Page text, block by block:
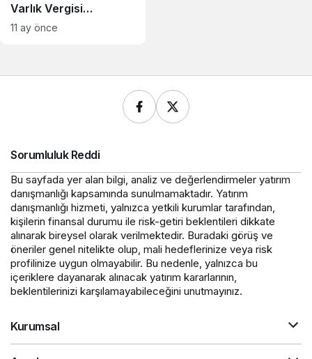
Varlık Vergisi
Felaketine
11 ay önce
Sorumluluk Reddi
Bu sayfada yer alan bilgi, analiz ve değerlendirmeler yatırım
danışmanlığı kapsamında sunulmamaktadır. Yatırım
danışmanlığı hizmeti, yalnızca yetkili kurumlar tarafından,
kişilerin finansal durumu ile risk-getiri beklentileri dikkate
alınarak bireysel olarak verilmektedir. Buradaki görüş ve
öneriler genel nitelikte olup, mali hedeflerinize veya risk
profilinize uygun olmayabilir. Bu nedenle, yalnızca bu
içeriklere dayanarak alınacak yatırım kararlarının,
beklentilerinizi karşılamayabileceğini unutmayınız.
Kurumsal